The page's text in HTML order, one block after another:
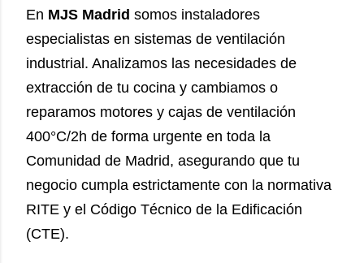
En MJS Madrid somos instaladores
especialistas en sistemas de ventilación
industrial. Analizamos las necesidades de
extracción de tu cocina y cambiamos o
reparamos motores y cajas de ventilación
400°C/2h de forma urgente en toda la
Comunidad de Madrid, asegurando que tu
negocio cumpla estrictamente con la normativa
RITE y el Código Técnico de la Edificación
(CTE).